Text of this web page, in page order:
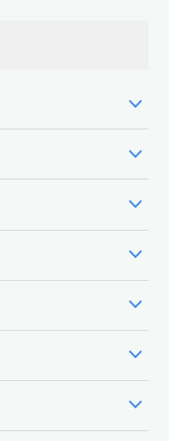
expand_more
expand_more
expand_more
expand_more
expand_more
expand_more
expand_more